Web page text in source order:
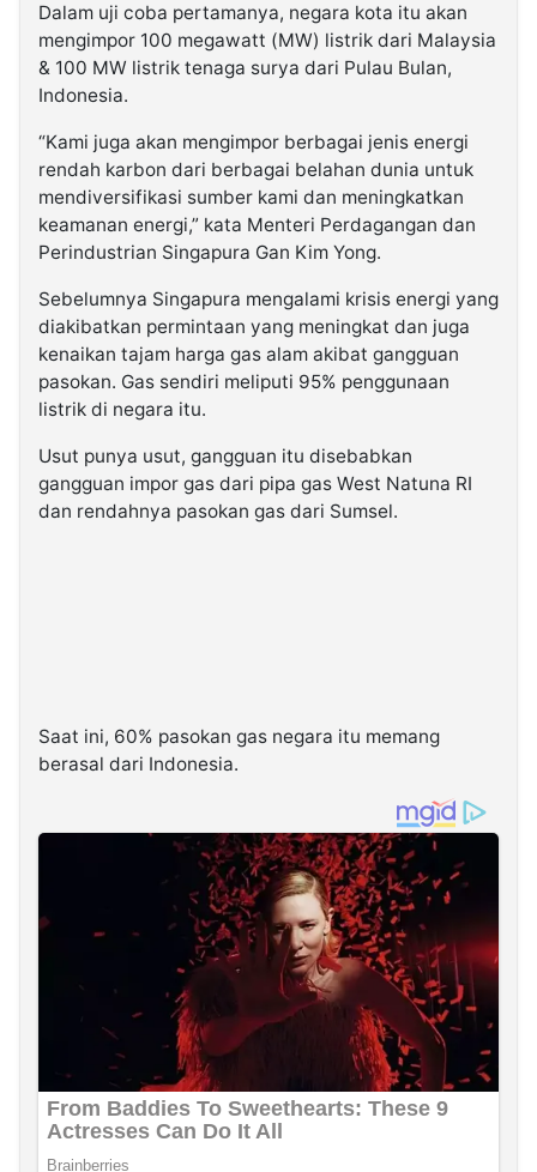
Dalam uji coba pertamanya, negara kota itu akan
mengimpor 100 megawatt (MW) listrik dari Malaysia
& 100 MW listrik tenaga surya dari Pulau Bulan,
Indonesia.
“Kami juga akan mengimpor berbagai jenis energi
rendah karbon dari berbagai belahan dunia untuk
mendiversifikasi sumber kami dan meningkatkan
keamanan energi,” kata Menteri Perdagangan dan
Perindustrian Singapura Gan Kim Yong.
Sebelumnya Singapura mengalami krisis energi yang
diakibatkan permintaan yang meningkat dan juga
kenaikan tajam harga gas alam akibat gangguan
pasokan. Gas sendiri meliputi 95% penggunaan
listrik di negara itu.
Usut punya usut, gangguan itu disebabkan
gangguan impor gas dari pipa gas West Natuna RI
dan rendahnya pasokan gas dari Sumsel.
Saat ini, 60% pasokan gas negara itu memang
berasal dari Indonesia.